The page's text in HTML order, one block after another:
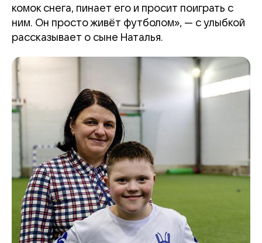
комок снега, пинает его и просит поиграть с
ним. Он просто живёт футболом», — с улыбкой
рассказывает о сыне Наталья.